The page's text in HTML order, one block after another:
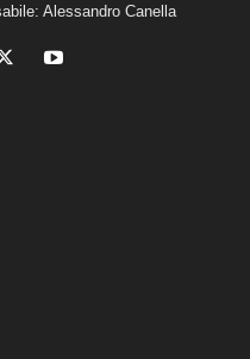
Alessandro Canella